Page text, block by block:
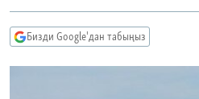
ЭКСПЕРТТЕР ТАЛДАЙТ
ӨЗГӨЧӨ ПИКИР
Бизди Google'дан табыңыз